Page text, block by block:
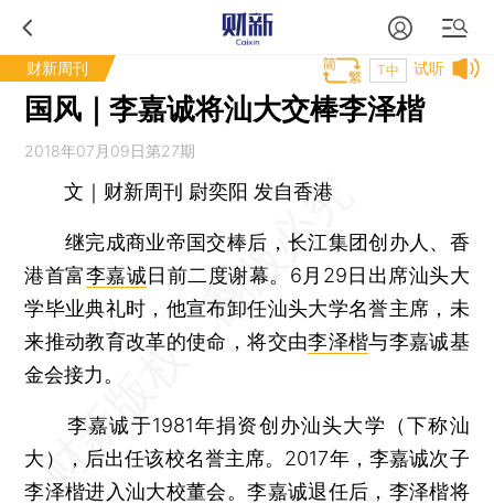
财新周刊 试听
T中
国风｜李嘉诚将汕大交棒李泽楷
2018年07月09日第27期
文｜财新周刊 尉奕阳 发自香港
继完成商业帝国交棒后，长江集团创办人、香
港首富李嘉诚日前二度谢幕。6月29日出席汕头大
学毕业典礼时，他宣布卸任汕头大学名誉主席，未
来推动教育改革的使命，将交由李泽楷与李嘉诚基
金会接力。
李嘉诚于1981年捐资创办汕头大学（下称汕
大），后出任该校名誉主席。2017年，李嘉诚次子
李泽楷进入汕大校董会。李嘉诚退任后，李泽楷将